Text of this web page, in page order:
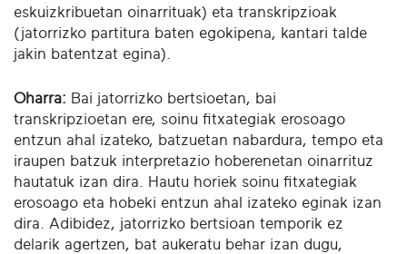
eskuizkribuetan oinarrituak) eta transkripzioak
(jatorrizko partitura baten egokipena, kantari talde
jakin batentzat egina).
Oharra: Bai jatorrizko bertsioetan, bai
transkripzioetan ere, soinu fitxategiak erosoago
entzun ahal izateko, batzuetan nabardura, tempo eta
iraupen batzuk interpretazio hoberenetan oinarrituz
hautatuk izan dira. Hautu horiek soinu fitxategiak
erosoago eta hobeki entzun ahal izateko eginak izan
dira. Adibidez, jatorrizko bertsioan temporik ez
delarik agertzen, bat aukeratu behar izan dugu,